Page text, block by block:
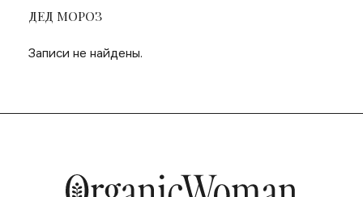
ДЕД МОРОЗ
Записи не найдены.